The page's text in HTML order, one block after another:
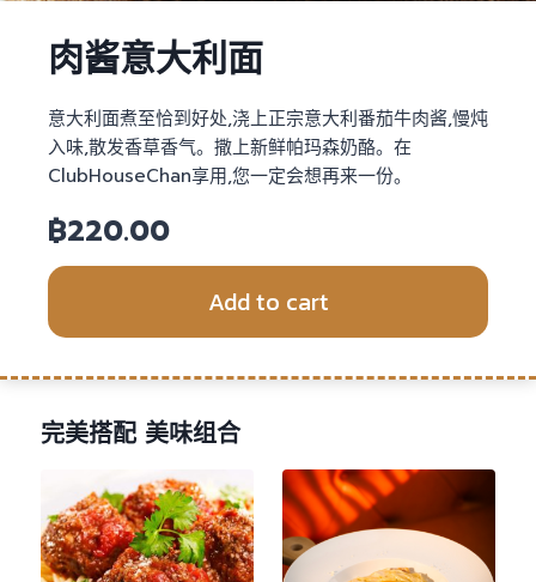
肉酱意大利面
意大利面煮至恰到好处,浇上正宗意大利番茄牛肉酱,慢炖
入味,散发香草香气。撒上新鲜帕玛森奶酪。在
ClubHouseChan享用,您一定会想再来一份。
฿220.00
Add to cart
完美搭配 美味组合